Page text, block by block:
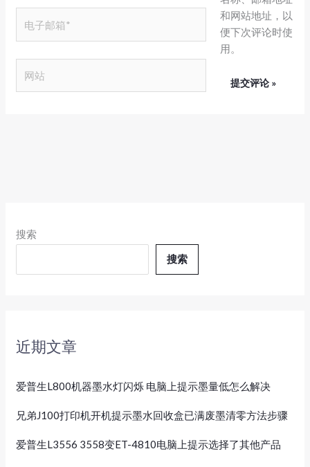
搜索
搜索
近期文章
爱普生L800机器墨水灯闪烁 电脑上提示墨量低怎么解决
兄弟J100打印机开机提示墨水回收盒已满废墨清零方法步骤
爱普生L3556 3558变ET-4810电脑上提示选择了其他产品
子
站
和网站地址，以
便下次评论时使
用。